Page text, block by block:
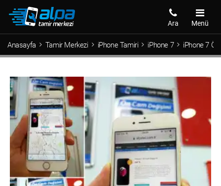
Menü
Ara
Anasayfa Tamir Merkezi iPhone Tamiri iPhone 7 iPhone 7